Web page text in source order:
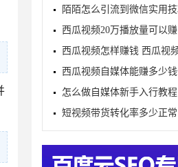
陌陌怎么引流到微信实用
怎么做自媒体新手入行教程
短视频带货转化率多少正常